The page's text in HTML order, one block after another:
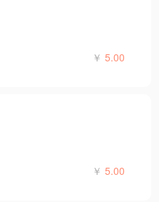
￥ 5.00
￥ 5.00